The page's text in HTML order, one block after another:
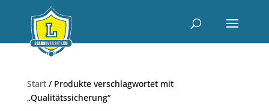
Start/ Produkte verschlagwortet mit
„Qualitätssicherung“